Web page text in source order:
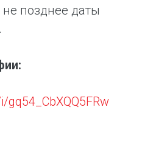
позднее даты